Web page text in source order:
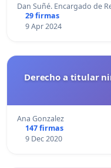
Dan Suñé. Encargado de
29 firmas
9 Apr 2024
Derecho a titular
Ana Gonzalez
147 firmas
9 Dec 2020